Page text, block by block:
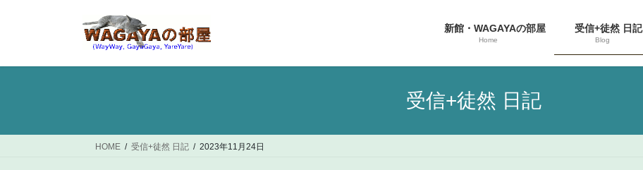
新館・WAGAYAの部屋
Home
受信+徒然 日記
Blog
受信+徒然 日記
HOME 受信+徒然 日記 2023年11月24日